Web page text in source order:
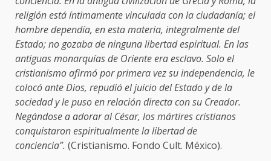
religión está íntimamente vincu­lada con la ciudadanía; el
hombre dependía, en esta materia, integralmente del
Estado; no gozaba de ninguna libertad espiri­tual. En las
antiguas monarquías de Oriente era esclavo. Solo el
cristianismo afirmó por primera vez su independencia, le
colocó ante Dios, repudió el juicio del Estado y de la
sociedad y le puso en relación directa con su Creador.
Negándose a adorar al César, los mártires cristianos
conquistaron espiritualmente la libertad de
conciencia”. (Cristianismo. Fondo Cult. México).